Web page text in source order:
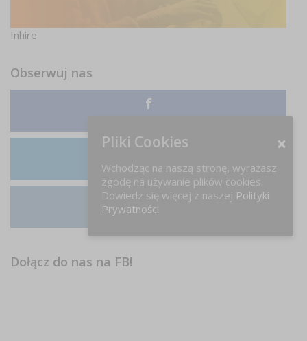
Inhire
Obserwuj nas
LinkedIn
Instagram
Dołącz do nas na FB!
Pliki Cookies
Wchodząc na naszą stronę, wyrażasz
zgodę na używanie plików cookies.
Dowiedz się więcej z naszej Polityki
Prywatności